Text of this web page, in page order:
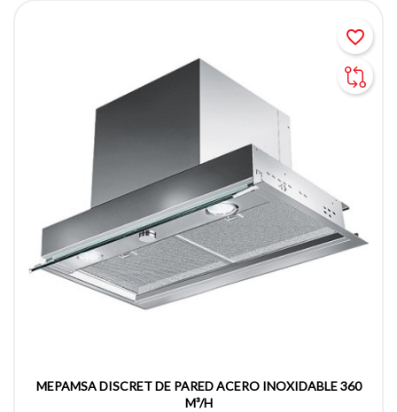
MEPAMSA DISCRET DE PARED ACERO INOXIDABLE 360
M³/H
favorite_border